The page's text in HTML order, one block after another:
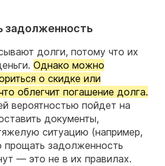
задолженность
долги, потому что их
Однако можно
о скидке или
облегчит погашение долга.
вероятностью пойдет на
документы,
ситуацию (например,
задолженность
— это не в их правилах.